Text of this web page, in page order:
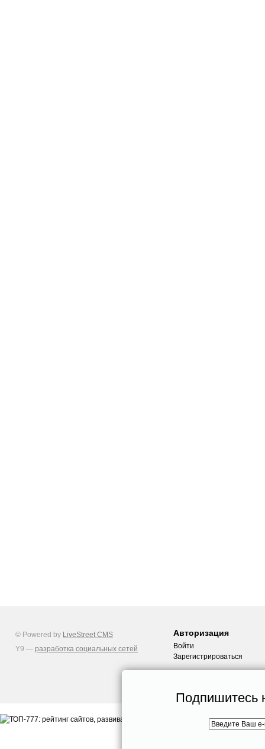
Подпишитесь
© Powered by LiveStreet CMS
Y9 — разработка социальных сетей
Авторизация
Войти
Зарегистрироваться